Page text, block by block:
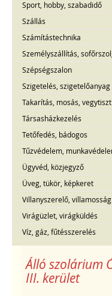
Sport, hobby, szabadidő
Szállás
Számítástechnika
Személyszállítás,
Szépségszalon
Szigetelés, szigetelőanyag
Takarítás, mosás,
Társasházkezelés
Tetőfedés, bádogos
Tűzvédelem,
Ügyvéd, közjegyző
Üveg, tükör, képkeret
Villanyszerelő,
Virágüzlet, virágküldés
Víz, gáz, fűtésszerelés
Álló szolárium
III. kerület